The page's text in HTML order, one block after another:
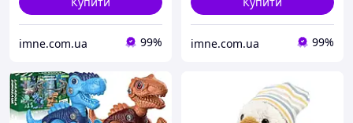
imne.com.ua 99% imne.com.ua 99%